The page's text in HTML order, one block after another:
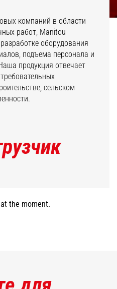
компаний в области
работ, Manitou
оборудования
подъема персонала и
продукция отвечает
сельском
the moment.